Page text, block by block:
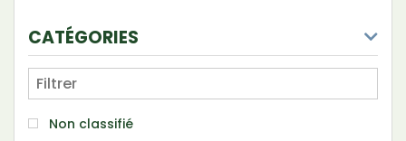
CATÉGORIES
Non classifié